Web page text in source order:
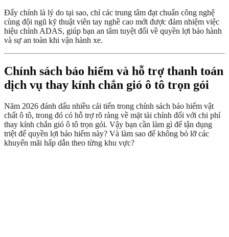
Đấy chính là lý do tại sao, chỉ các trung tâm đạt chuẩn công nghệ
cùng đội ngũ kỹ thuật viên tay nghề cao mới được đảm nhiệm việc
hiệu chỉnh ADAS, giúp bạn an tâm tuyệt đối về quyền lợi bảo hành
và sự an toàn khi vận hành xe.
Chính sách bảo hiểm và hỗ trợ thanh toán
dịch vụ thay kính chắn gió ô tô trọn gói
Năm 2026 đánh dấu nhiều cải tiến trong chính sách bảo hiểm vật
chất ô tô, trong đó có hỗ trợ rõ ràng về mặt tài chính đối với chi phí
thay kính chắn gió ô tô trọn gói. Vậy bạn cần làm gì để tận dụng
triệt để quyền lợi bảo hiểm này? Và làm sao để không bỏ lỡ các
khuyến mãi hấp dẫn theo từng khu vực?